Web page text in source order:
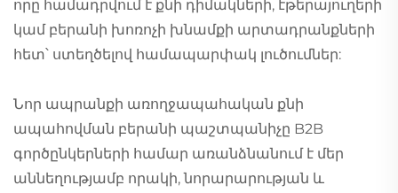
որը համադրվում է քնի դիմակների, էթերայուղերի
կամ բերանի խոռոչի խնամքի արտադրանքների
հետ՝ ստեղծելով համապարփակ լուծումներ:
Նոր ապրանքի առողջապահական քնի
ապահովման բերանի պաշտպանիչը B2B
գործընկերների համար առանձնանում է մեր
աննեղությամբ որակի, նորարարության և